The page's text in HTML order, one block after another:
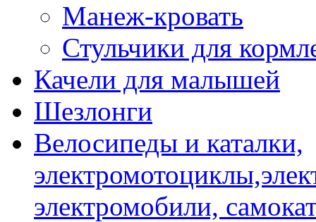
Манеж-кровать
Стульчики для
Качели для малышей
Шезлонги
Велосипеды и каталки,
электромобили,